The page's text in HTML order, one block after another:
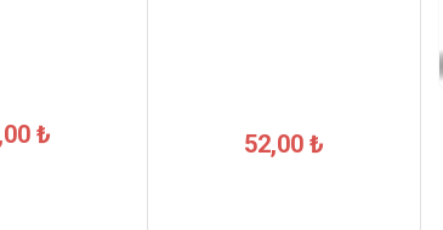
₺ 52,00 ₺